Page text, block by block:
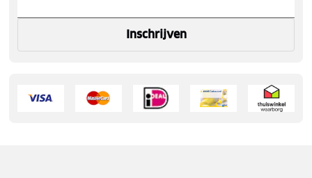
Inschrijven